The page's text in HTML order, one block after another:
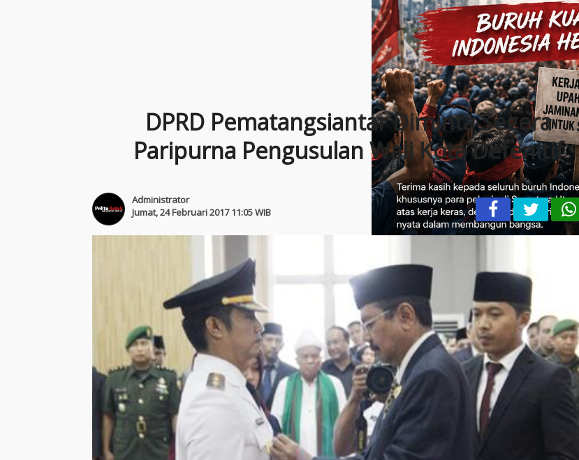
DPRD Pematangsiantar Diminta Segera
Paripurna Pengusulan Wali Kota Defenitif
Administrator
Jumat, 24 Februari 2017 11:05 WIB